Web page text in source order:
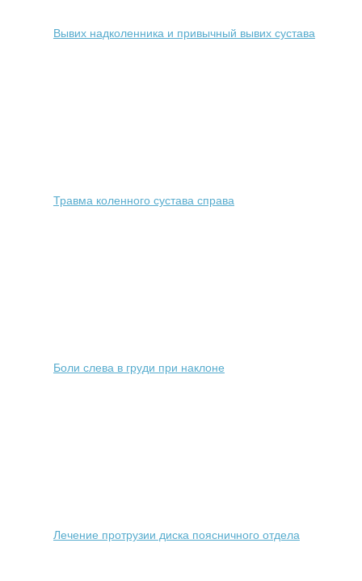
Вывих надколенника и привычный вывих сустава
Травма коленного сустава справа
Боли слева в груди при наклоне
Лечение протрузии диска поясничного отдела